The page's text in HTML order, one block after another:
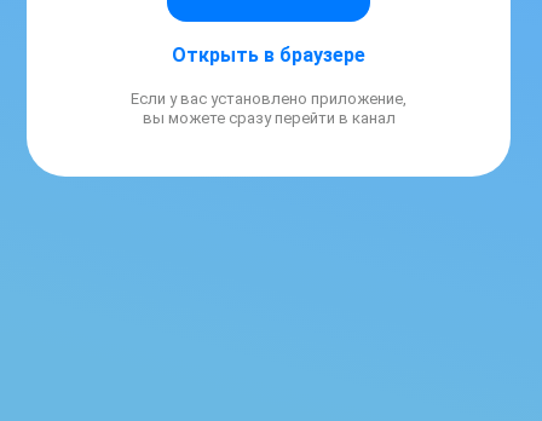
Менеджер школы: +79964553625
Открыть в браузере
Если у вас установлено приложение,
вы можете сразу перейти в канал